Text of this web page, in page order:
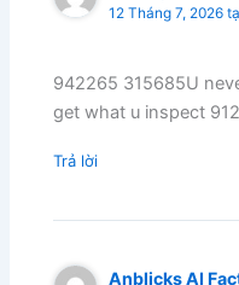
12 Tháng 7, 2026
942265 315685U
get what u inspect
Trả lời
Anblicks AI